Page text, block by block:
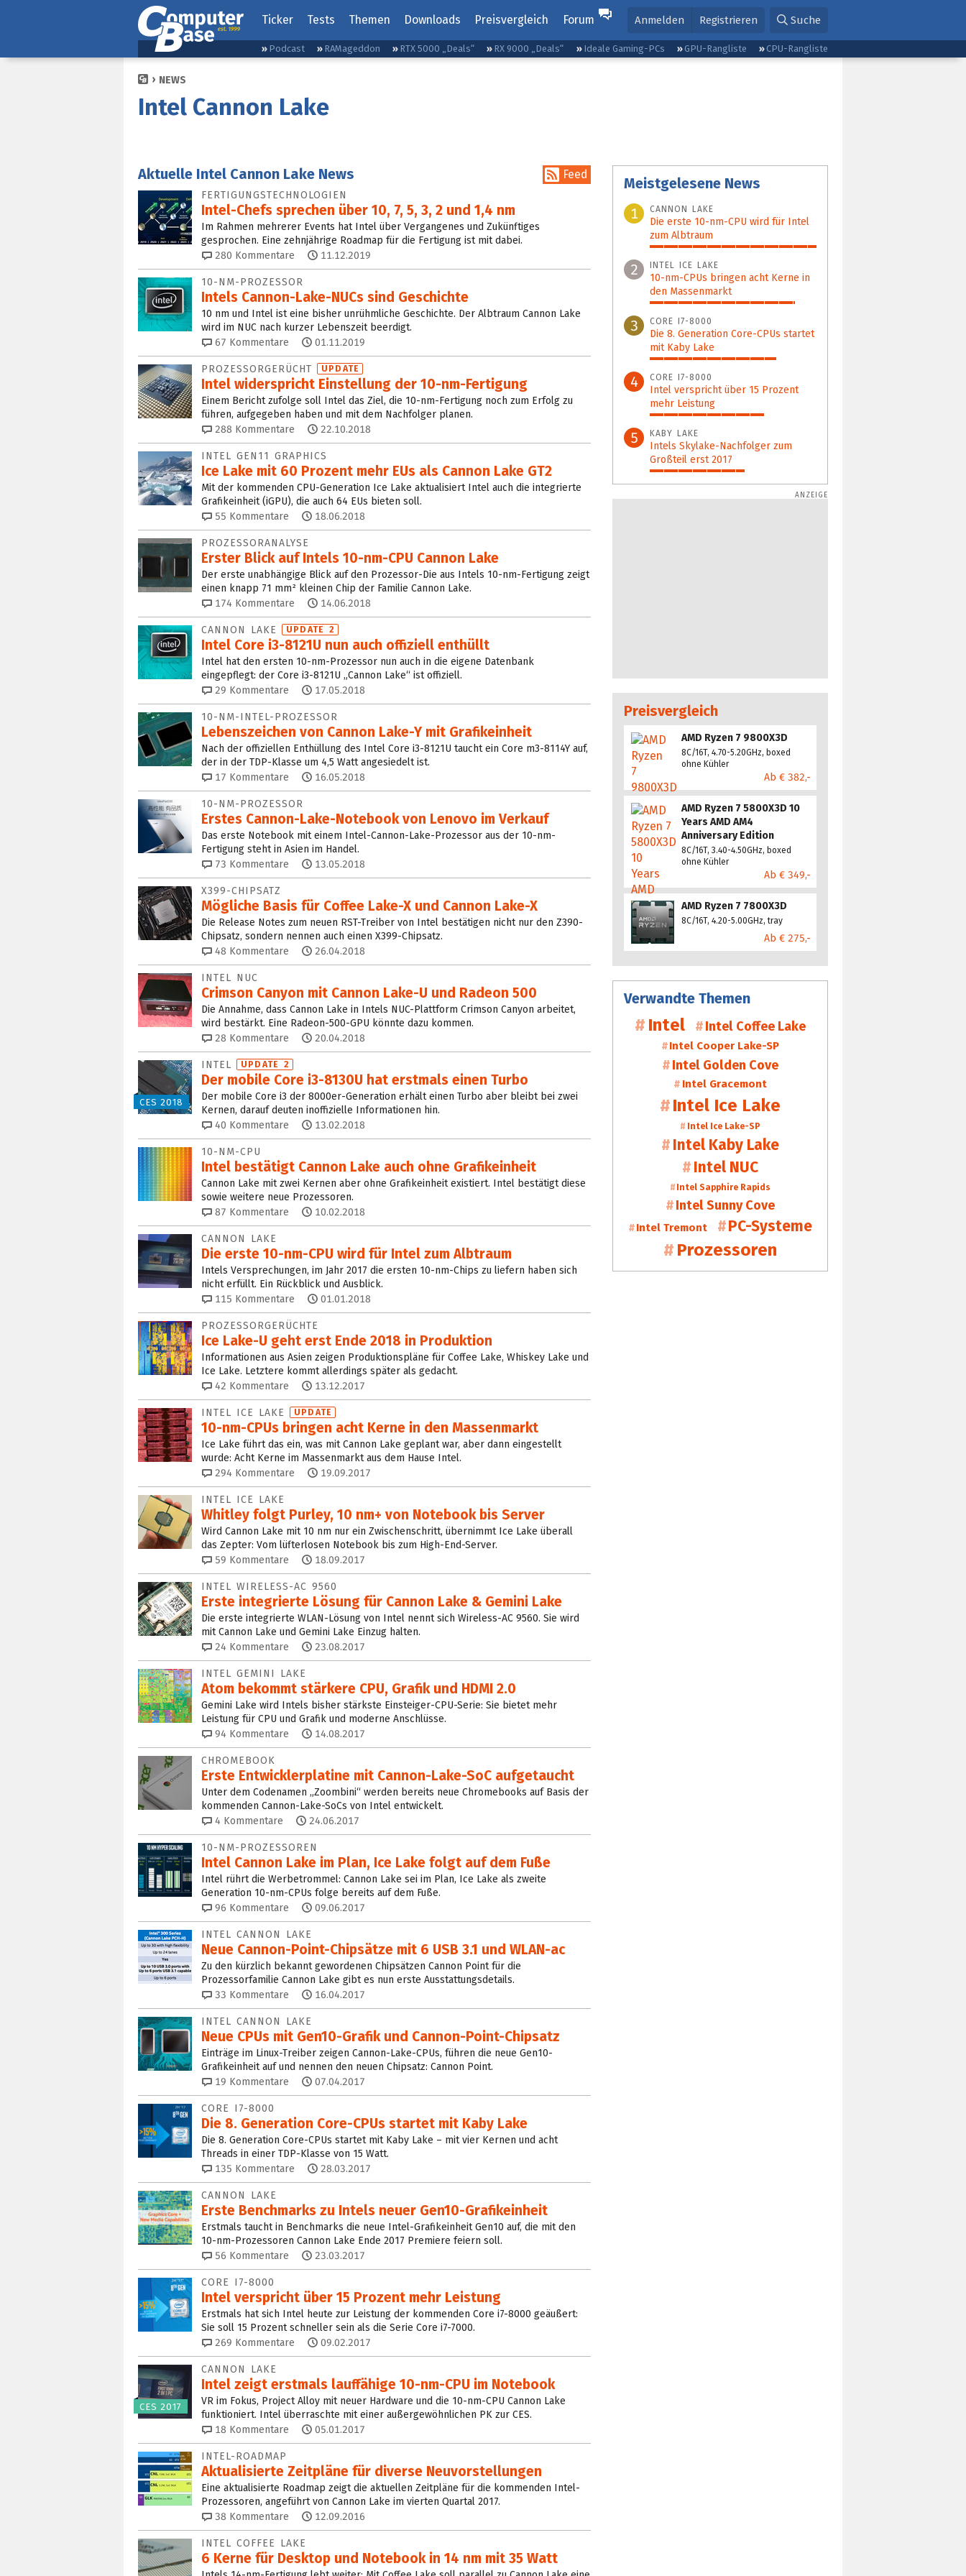
Ticker Tests Themen Downloads Preisvergleich Forum Anmelden Registrieren Suche
Podcast RAMageddon RTX 5000 „Deals“ RX 9000 „Deals“ Ideale Gaming-PCs GPU-Rangliste CPU-Rangliste
NEWS
Intel Cannon Lake
Aktuelle Intel Cannon Lake News Feed
FERTIGUNGSTECHNOLOGIEN
Intel-Chefs sprechen über 10, 7, 5, 3, 2 und 1,4 nm
Im Rahmen mehrerer Events hat Intel über Vergangenes und Zukünftiges
gesprochen. Eine zehnjährige Roadmap für die Fertigung ist mit dabei.
280 Kommentare 11.12.2019
10-NM-PROZESSOR
Intels Cannon-Lake-NUCs sind Geschichte
10 nm und Intel ist eine bisher unrühmliche Geschichte. Der Albtraum Cannon Lake
wird im NUC nach kurzer Lebenszeit beerdigt.
67 Kommentare 01.11.2019
PROZESSORGERÜCHT UPDATE
Intel widerspricht Einstellung der 10-nm-Fertigung
Einem Bericht zufolge soll Intel das Ziel, die 10-nm-Fertigung noch zum Erfolg zu
führen, aufgegeben haben und mit dem Nachfolger planen.
288 Kommentare 22.10.2018
INTEL GEN11 GRAPHICS
Ice Lake mit 60 Prozent mehr EUs als Cannon Lake GT2
Mit der kommenden CPU-Generation Ice Lake aktualisiert Intel auch die integrierte
Grafikeinheit (iGPU), die auch 64 EUs bieten soll.
55 Kommentare 18.06.2018
PROZESSORANALYSE
Erster Blick auf Intels 10-nm-CPU Cannon Lake
Der erste unabhängige Blick auf den Prozessor-Die aus Intels 10-nm-Fertigung zeigt
einen knapp 71 mm² kleinen Chip der Familie Cannon Lake.
174 Kommentare 14.06.2018
CANNON LAKE UPDATE 2
Intel Core i3-8121U nun auch offiziell enthüllt
Intel hat den ersten 10-nm-Prozessor nun auch in die eigene Datenbank
eingepflegt: der Core i3-8121U „Cannon Lake“ ist offiziell.
29 Kommentare 17.05.2018
10-NM-INTEL-PROZESSOR
Lebenszeichen von Cannon Lake-Y mit Grafikeinheit
Nach der offiziellen Enthüllung des Intel Core i3-8121U taucht ein Core m3-8114Y auf,
der in der TDP-Klasse um 4,5 Watt angesiedelt ist.
17 Kommentare 16.05.2018
10-NM-PROZESSOR
Erstes Cannon-Lake-Notebook von Lenovo im Verkauf
Das erste Notebook mit einem Intel-Cannon-Lake-Prozessor aus der 10-nm-
Fertigung steht in Asien im Handel.
73 Kommentare 13.05.2018
X399-CHIPSATZ
Mögliche Basis für Coffee Lake-X und Cannon Lake-X
Die Release Notes zum neuen RST-Treiber von Intel bestätigen nicht nur den Z390-
Chipsatz, sondern nennen auch einen X399-Chipsatz.
48 Kommentare 26.04.2018
INTEL NUC
Crimson Canyon mit Cannon Lake-U und Radeon 500
Die Annahme, dass Cannon Lake in Intels NUC-Plattform Crimson Canyon arbeitet,
wird bestärkt. Eine Radeon-500-GPU könnte dazu kommen.
28 Kommentare 20.04.2018
CES 2018
INTEL UPDATE 2
Der mobile Core i3-8130U hat erstmals einen Turbo
Der mobile Core i3 der 8000er-Generation erhält einen Turbo aber bleibt bei zwei
Kernen, darauf deuten inoffizielle Informationen hin.
40 Kommentare 13.02.2018
10-NM-CPU
Intel bestätigt Cannon Lake auch ohne Grafikeinheit
Cannon Lake mit zwei Kernen aber ohne Grafikeinheit existiert. Intel bestätigt diese
sowie weitere neue Prozessoren.
87 Kommentare 10.02.2018
CANNON LAKE
Die erste 10-nm-CPU wird für Intel zum Albtraum
Intels Versprechungen, im Jahr 2017 die ersten 10-nm-Chips zu liefern haben sich
nicht erfüllt. Ein Rückblick und Ausblick.
115 Kommentare 01.01.2018
PROZESSORGERÜCHTE
Ice Lake-U geht erst Ende 2018 in Produktion
Informationen aus Asien zeigen Produktionspläne für Coffee Lake, Whiskey Lake und
Ice Lake. Letztere kommt allerdings später als gedacht.
42 Kommentare 13.12.2017
INTEL ICE LAKE UPDATE
10-nm-CPUs bringen acht Kerne in den Massenmarkt
Ice Lake führt das ein, was mit Cannon Lake geplant war, aber dann eingestellt
wurde: Acht Kerne im Massenmarkt aus dem Hause Intel.
294 Kommentare 19.09.2017
INTEL ICE LAKE
Whitley folgt Purley, 10 nm+ von Notebook bis Server
Wird Cannon Lake mit 10 nm nur ein Zwischenschritt, übernimmt Ice Lake überall
das Zepter: Vom lüfterlosen Notebook bis zum High-End-Server.
59 Kommentare 18.09.2017
INTEL WIRELESS-AC 9560
Erste integrierte Lösung für Cannon Lake & Gemini Lake
Die erste integrierte WLAN-Lösung von Intel nennt sich Wireless-AC 9560. Sie wird
mit Cannon Lake und Gemini Lake Einzug halten.
24 Kommentare 23.08.2017
INTEL GEMINI LAKE
Atom bekommt stärkere CPU, Grafik und HDMI 2.0
Gemini Lake wird Intels bisher stärkste Einsteiger-CPU-Serie: Sie bietet mehr
Leistung für CPU und Grafik und moderne Anschlüsse.
94 Kommentare 14.08.2017
CHROMEBOOK
Erste Entwicklerplatine mit Cannon-Lake-SoC aufgetaucht
Unter dem Codenamen „Zoombini“ werden bereits neue Chromebooks auf Basis der
kommenden Cannon-Lake-SoCs von Intel entwickelt.
4 Kommentare 24.06.2017
10-NM-PROZESSOREN
Intel Cannon Lake im Plan, Ice Lake folgt auf dem Fuße
Intel rührt die Werbetrommel: Cannon Lake sei im Plan, Ice Lake als zweite
Generation 10-nm-CPUs folge bereits auf dem Fuße.
96 Kommentare 09.06.2017
INTEL CANNON LAKE
Neue Cannon-Point-Chipsätze mit 6 USB 3.1 und WLAN-ac
Zu den kürzlich bekannt gewordenen Chipsätzen Cannon Point für die
Prozessorfamilie Cannon Lake gibt es nun erste Ausstattungsdetails.
33 Kommentare 16.04.2017
INTEL CANNON LAKE
Neue CPUs mit Gen10-Grafik und Cannon-Point-Chipsatz
Einträge im Linux-Treiber zeigen Cannon-Lake-CPUs, führen die neue Gen10-
Grafikeinheit auf und nennen den neuen Chipsatz: Cannon Point.
19 Kommentare 07.04.2017
CORE I7-8000
Die 8. Generation Core-CPUs startet mit Kaby Lake
Die 8. Generation Core-CPUs startet mit Kaby Lake – mit vier Kernen und acht
Threads in einer TDP-Klasse von 15 Watt.
135 Kommentare 28.03.2017
CANNON LAKE
Erste Benchmarks zu Intels neuer Gen10-Grafikeinheit
Erstmals taucht in Benchmarks die neue Intel-Grafikeinheit Gen10 auf, die mit den
10-nm-Prozessoren Cannon Lake Ende 2017 Premiere feiern soll.
56 Kommentare 23.03.2017
CORE I7-8000
Intel verspricht über 15 Prozent mehr Leistung
Erstmals hat sich Intel heute zur Leistung der kommenden Core i7-8000 geäußert:
Sie soll 15 Prozent schneller sein als die Serie Core i7-7000.
269 Kommentare 09.02.2017
CES 2017
CANNON LAKE
Intel zeigt erstmals lauffähige 10-nm-CPU im Notebook
VR im Fokus, Project Alloy mit neuer Hardware und die 10-nm-CPU Cannon Lake
funktioniert. Intel überraschte mit einer außergewöhnlichen PK zur CES.
18 Kommentare 05.01.2017
INTEL-ROADMAP
Aktualisierte Zeitpläne für diverse Neuvorstellungen
Eine aktualisierte Roadmap zeigt die aktuellen Zeitpläne für die kommenden Intel-
Prozessoren, angeführt von Cannon Lake im vierten Quartal 2017.
38 Kommentare 12.09.2016
INTEL COFFEE LAKE
6 Kerne für Desktop und Notebook in 14 nm mit 35 Watt
Meistgelesene News
1
CANNON LAKE
Die erste 10-nm-CPU wird für Intel
zum Albtraum
100%
2 INTEL ICE LAKE
10-nm-CPUs bringen acht Kerne in
den Massenmarkt
87%
3 CORE I7-8000
Die 8. Generation Core-CPUs startet
mit Kaby Lake
76%
4 CORE I7-8000
Intel verspricht über 15 Prozent
mehr Leistung
69%
5 KABY LAKE
Intels Skylake-Nachfolger zum
Großteil erst 2017
57%
Preisvergleich
AMD Ryzen 7 9800X3D
8C/16T, 4.70-5.20GHz, boxed
ohne Kühler
Ab € 382,-
AMD Ryzen 7 5800X3D 10
Years AMD AM4
Anniversary Edition
8C/16T, 3.40-4.50GHz, boxed
ohne Kühler
Ab € 349,-
AMD Ryzen 7 7800X3D
8C/16T, 4.20-5.00GHz, tray
Ab € 275,-
Verwandte Themen
Intel Intel Coffee Lake
Intel Cooper Lake-SP
Intel Golden Cove
Intel Gracemont
Intel Ice Lake
Intel Ice Lake-SP
Intel Kaby Lake
Intel NUC
Intel Sapphire Rapids
Intel Sunny Cove
Intel Tremont PC-Systeme
Prozessoren